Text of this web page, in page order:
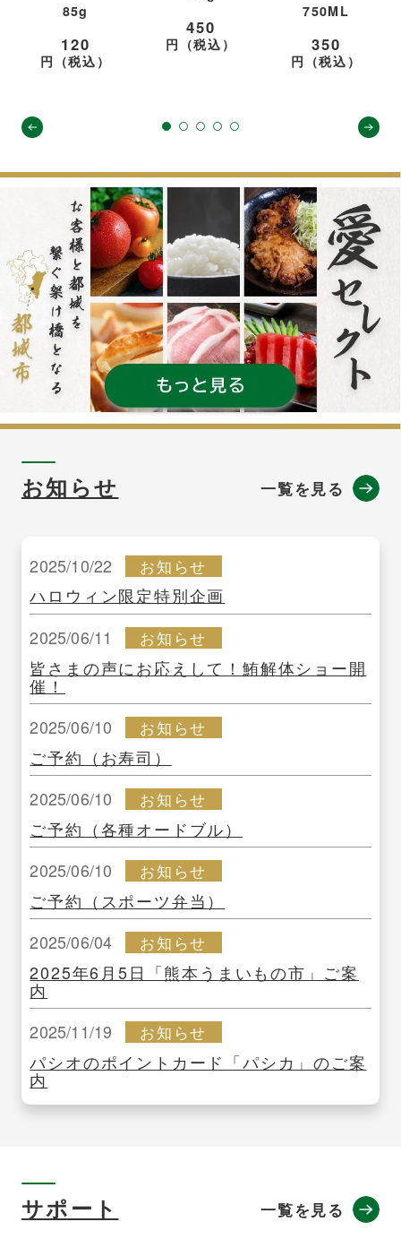
円（税込） 350
入り
400・800
円（税込）
お知らせ 一覧を見る
2025/10/22 お知らせ
ハロウィン限定特別企画
2025/06/11
お知らせ
皆さまの声にお応えして！鮪解体ショー開
催！
2025/06/10
お知らせ
ご予約（お寿司）
2025/06/10
お知らせ
ご予約（各種オードブル）
2025/06/10
お知らせ
ご予約（スポーツ弁当）
2025/06/04
お知らせ
2025年6月5日「熊本うまいもの市」ご案
内
2025/11/19
お知らせ
パシオのポイントカード「パシカ」のご案
内
サポート 一覧を見る